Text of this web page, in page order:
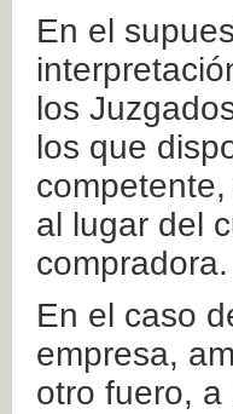
En el
los
los que
al lugar del
compradora.
En el caso
empresa,
otro fuero, a